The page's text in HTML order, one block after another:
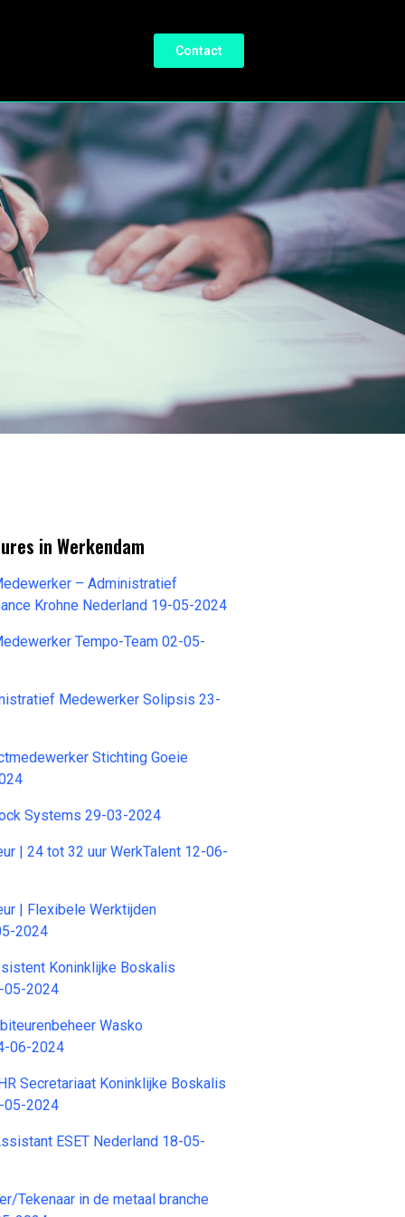
Contact
in Werkendam
– Administratief
Krohne Nederland 19-05-2024
Tempo-Team 02-05-
Medewerker Solipsis 23-
Stichting Goeie
Systems 29-03-2024
| 24 tot 32 uur WerkTalent 12-06-
| Flexibele Werktijden
2024
Koninklijke Boskalis
05-2024
Wasko
06-2024
Secretariaat Koninklijke Boskalis
05-2024
ESET Nederland 18-05-
Tekenaar in de metaal branche